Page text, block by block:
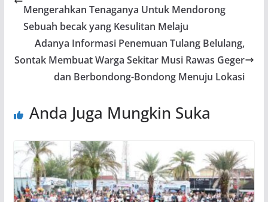
Mengerahkan Tenaganya Untuk Mendorong
Sebuah becak yang Kesulitan Melaju
Adanya Informasi Penemuan Tulang Belulang,
Sontak Membuat Warga Sekitar Musi Rawas Geger
dan Berbondong-Bondong Menuju Lokasi
Anda Juga Mungkin Suka